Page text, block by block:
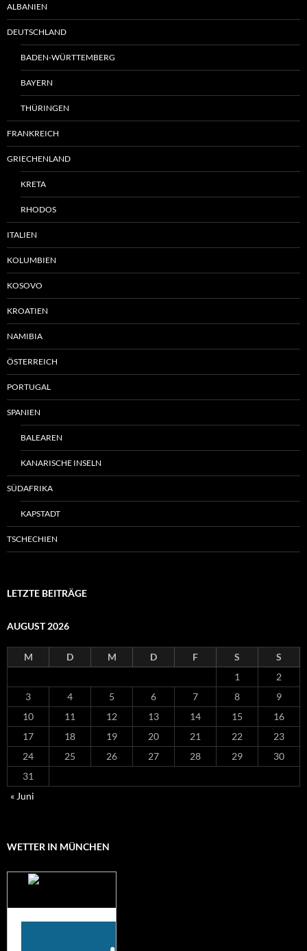
ALBANIEN
DEUTSCHLAND
BADEN-WÜRTTEMBERG
BAYERN
THÜRINGEN
FRANKREICH
GRIECHENLAND
KRETA
RHODOS
ITALIEN
KOLUMBIEN
KOSOVO
KROATIEN
NAMIBIA
ÖSTERREICH
PORTUGAL
SPANIEN
BALEAREN
KANARISCHE INSELN
SÜDAFRIKA
KAPSTADT
TSCHECHIEN
LETZTE BEITRÄGE
AUGUST 2026
M D M D F S
S
1
2
3
4 5 6 7 8
9
10
11 12 13 14 15
16
17
18 19 20 21 22
23
24
25 26 27 28 29
30
31
« Juni
WETTER IN MÜNCHEN